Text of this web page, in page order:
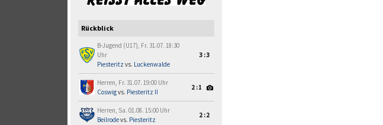
Rückblick
B-Jugend (U17), Fr. 31.07. 18:30
Uhr
Piesteritz vs. Luckenwalde
3:3
Herren, Fr. 31.07. 19:00 Uhr
Coswigvs. Piesteritz II
2:1
Herren, Sa. 01.08. 15:00 Uhr
Beilrodevs. Piesteritz
2:2